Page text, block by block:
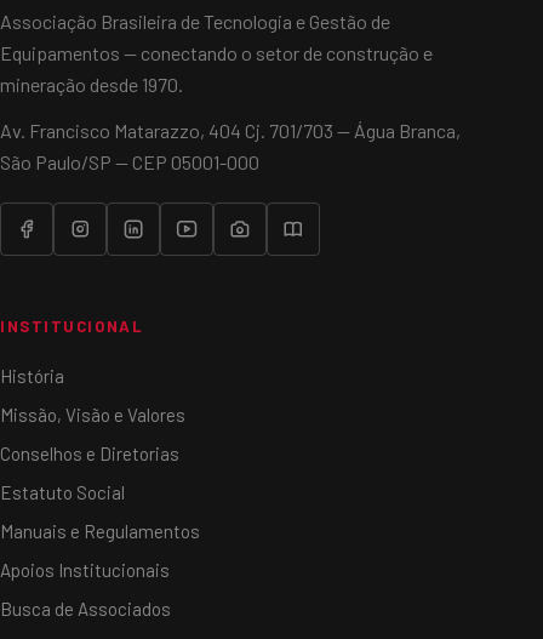
Associação Brasileira de Tecnologia e Gestão de
Equipamentos — conectando o setor de construção e
mineração desde 1970.
Av. Francisco Matarazzo, 404 Cj. 701/703 — Água Branca,
São Paulo/SP — CEP 05001-000
INSTITUCIONAL
História
Missão, Visão e Valores
Conselhos e Diretorias
Estatuto Social
Manuais e Regulamentos
Apoios Institucionais
Busca de Associados